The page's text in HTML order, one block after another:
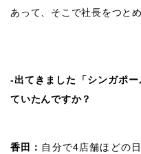
あって、そこで社長をつと
‐出てきました「シンガポ
ていたんですか？
香田： 自分で4店舗ほどの